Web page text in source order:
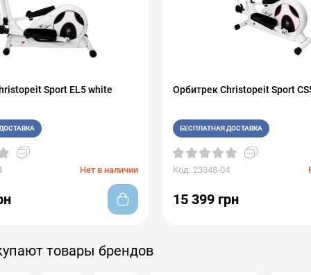
Sport EL5 white
Нет в наличии
Орбитрек Christopeit Sport
БЕСПЛАТНАЯ ДОСТАВКА
Код: 23348-04
15 399 грн
товары брендов